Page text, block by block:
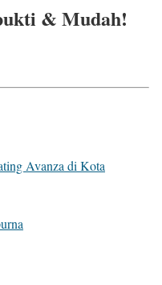
& Mudah!
Avanza di Kota